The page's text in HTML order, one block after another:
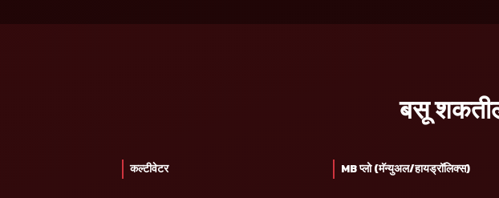
बसू
कल्टीवेटर MB प्लो (मॅन्युअल/हायड्रॉलिक्स)